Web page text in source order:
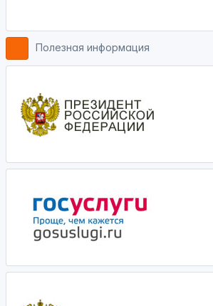
Полезная информация